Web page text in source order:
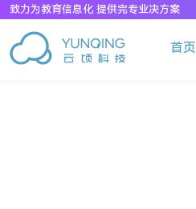
致力为教育信息化 提供完专业决方案
首页